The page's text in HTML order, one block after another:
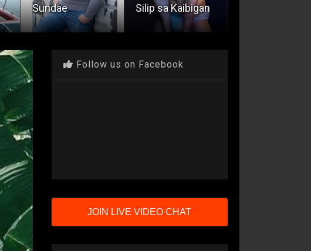
Silip sa Kaibigan
Gitnang Silangan
Follow us on Facebook
JOIN LIVE VIDEO CHAT